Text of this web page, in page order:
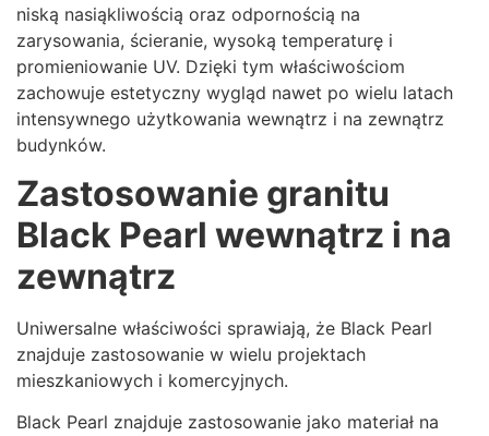
niską nasiąkliwością oraz odpornością na
zarysowania, ścieranie, wysoką temperaturę i
promieniowanie UV. Dzięki tym właściwościom
zachowuje estetyczny wygląd nawet po wielu latach
intensywnego użytkowania wewnątrz i na zewnątrz
budynków.
Zastosowanie granitu
Black Pearl wewnątrz i na
zewnątrz
Uniwersalne właściwości sprawiają, że Black Pearl
znajduje zastosowanie w wielu projektach
mieszkaniowych i komercyjnych.
Black Pearl znajduje zastosowanie jako materiał na